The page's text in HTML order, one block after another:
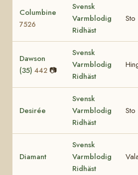
Columbine
7526
Svensk
Varmblodig
Ridhäst
Sto
Dawson
(35) 442 📷
Svensk
Varmblodig
Ridhäst
Desirée
Svensk
Varmblodig
Ridhäst
Sto
Diamant
Svensk
Varmblodig
Ridhäst